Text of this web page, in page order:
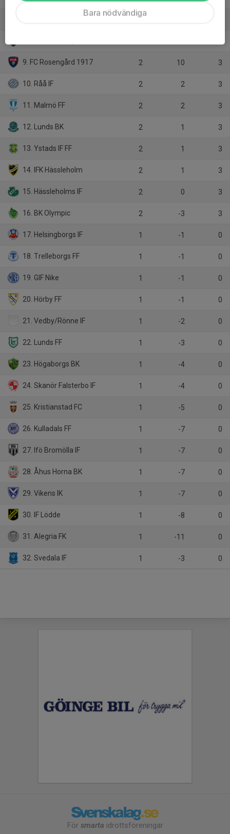
7. IF Limhamn Bunkeflo 3
9. FC Rosengård 1917 2 10 3
10. Råå IF 2 2 3
11. Malmö FF 2 2 3
12. Lunds BK 2 1 3
13. Ystads IF FF 2 1 3
14. IFK Hässleholm 2 1 3
15. Hässleholms IF 2 0 3
16. BK Olympic 2 -3 3
17. Helsingborgs IF 1 -1 0
18. Trelleborgs FF 1 -1 0
19. GIF Nike 1 -1 0
20. Hörby FF 1 -1 0
21. Vedby/Rönne IF 1 -2 0
22. Lunds FF 1 -3 0
23. Högaborgs BK 1 -4 0
24. Skanör Falsterbo IF 1 -4 0
25. Kristianstad FC 1 -5 0
26. Kulladals FF 1 -7 0
27. Ifö Bromölla IF 1 -7 0
28. Åhus Horna BK 1 -7 0
29. Vikens IK 1 -7 0
30. IF Lödde 1 -8 0
31. Alegria FK 1 -11 0
32. Svedala IF 1 -3 0
För smarta idrottsföreningar
Bara nödvändiga